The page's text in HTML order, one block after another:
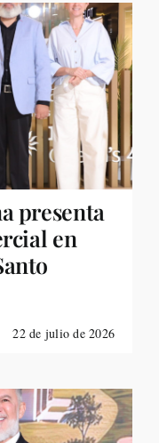
presenta
en
22 de julio de 2026